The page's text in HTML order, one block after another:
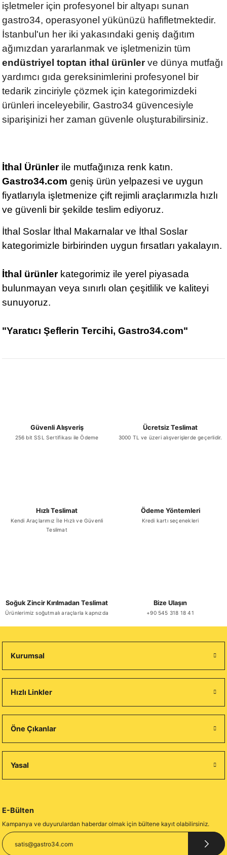
işletmeler için profesyonel bir altyapı sunan
gastro34, operasyonel yükünüzü hafifletmektedir.
İstanbul'un her iki yakasındaki geniş dağıtım
ağımızdan yararlanmak ve işletmenizin tüm
endüstriyel toptan ithal ürünlerve dünya mutfağı
yardımcı gıda gereksinimlerini profesyonel bir
tedarik zinciriyle çözmek için kategorimizdeki
ürünleri inceleyebilir, Gastro34 güvencesiyle
siparişinizi her zaman güvenle oluşturabilirsiniz.
İthal Ürünlerile mutfağınıza renk katın.
Gastro34.com geniş ürün yelpazesi ve uygun
fiyatlarıyla işletmenize çift rejimli araçlarımızla hızlı
ve güvenli bir şekilde teslim ediyoruz.
İthal Soslar İthal Makarnalar ve İthal Soslar
kategorimizle birbirinden uygun fırsatları yakalayın.
İthal ürünlerkategorimiz ile yerel piyasada
bulunmayan veya sınırlı olan çeşitlilik ve kaliteyi
sunuyoruz.
"Yaratıcı Şeflerin Tercihi, Gastro34.com"
Güvenli Alışveriş
256 bit SSL Sertifikası ile Ödeme
Ücretsiz Teslimat
3000 TL ve üzeri alışverişlerde geçerlidir.
Hızlı Teslimat
Kendi Araçlarımız İle Hızlı ve Güvenli
Teslimat
Ödeme Yöntemleri
Kredi kartı seçenekleri
Soğuk Zincir Kırılmadan Teslimat
Ürünlerimiz soğutmalı araçlarla kapnızda
Bize Ulaşın
+90 545 318 18 41
Kurumsal
Hızlı Linkler
Öne Çıkanlar
Yasal
E-Bülten
Kampanya ve duyurulardan haberdar olmak için bültene kayıt olabilirsiniz.